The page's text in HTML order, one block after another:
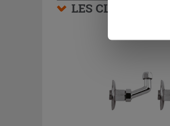
LES CLIENTS